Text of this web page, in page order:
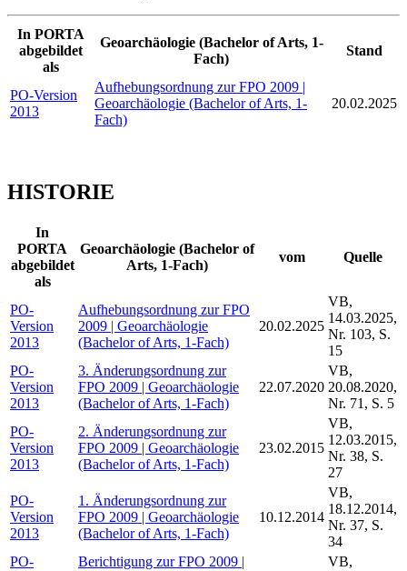
In PORTA
abgebildet
als
Geoarchäologie (Bachelor of Arts, 1-
Fach)
Stand
PO-Version
2013
Aufhebungsordnung zur FPO 2009 |
Geoarchäologie (Bachelor of Arts, 1-
Fach)
20.02.2025
HISTORIE
In
PORTA
abgebildet
als
Geoarchäologie (Bachelor of
Arts, 1-Fach)
vom Quelle
PO-
Version
2013
Aufhebungsordnung zur FPO
2009 | Geoarchäologie
(Bachelor of Arts, 1-Fach)
20.02.2025
VB,
14.03.2025,
Nr. 103, S.
15
PO-
Version
2013
3. Änderungsordnung zur
FPO 2009 | Geoarchäologie
(Bachelor of Arts, 1-Fach)
22.07.2020
VB,
20.08.2020,
Nr. 71, S. 5
PO-
Version
2013
2. Änderungsordnung zur
FPO 2009 | Geoarchäologie
(Bachelor of Arts, 1-Fach)
23.02.2015
VB,
12.03.2015,
Nr. 38, S.
27
PO-
Version
2013
1. Änderungsordnung zur
FPO 2009 | Geoarchäologie
(Bachelor of Arts, 1-Fach)
10.12.2014
VB,
18.12.2014,
Nr. 37, S.
34
PO-
Berichtigung zur FPO 2009 |
VB,